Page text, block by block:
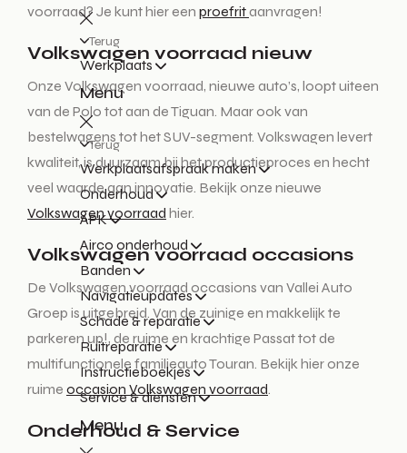
Terug
Werkplaats
Menu
Terug
Werkplaatsafspraak maken
Onderhoud
APK
Airco onderhoud
Banden
Navigatieupdates
Schade & reparatie
Ruitreparatie
Instructieboekjes
Service & diensten
Menu
voorraad? Je kunt hier een proefritaanvragen!
Volkswagen voorraad nieuw
Onze Volkswagen voorraad, nieuwe auto’s, loopt uiteen
van de Polo tot aan de Tiguan. Maar ook van
bestelwagens tot het SUV-segment. Volkswagen levert
kwaliteit, is duurzaam bij het productieproces en hecht
veel waarde aan innovatie. Bekijk onze nieuwe
Volkswagen voorraad hier.
Volkswagen voorraad occasions
De Volkswagen voorraad occasions van Vallei Auto
Groep is uitgebreid. Van de zuinige en makkelijk te
parkeren up!, de ruime en krachtige Passat tot de
multifunctionele familieauto Touran. Bekijk hier onze
ruime occasion Volkswagen voorraad
Onderhoud & Service